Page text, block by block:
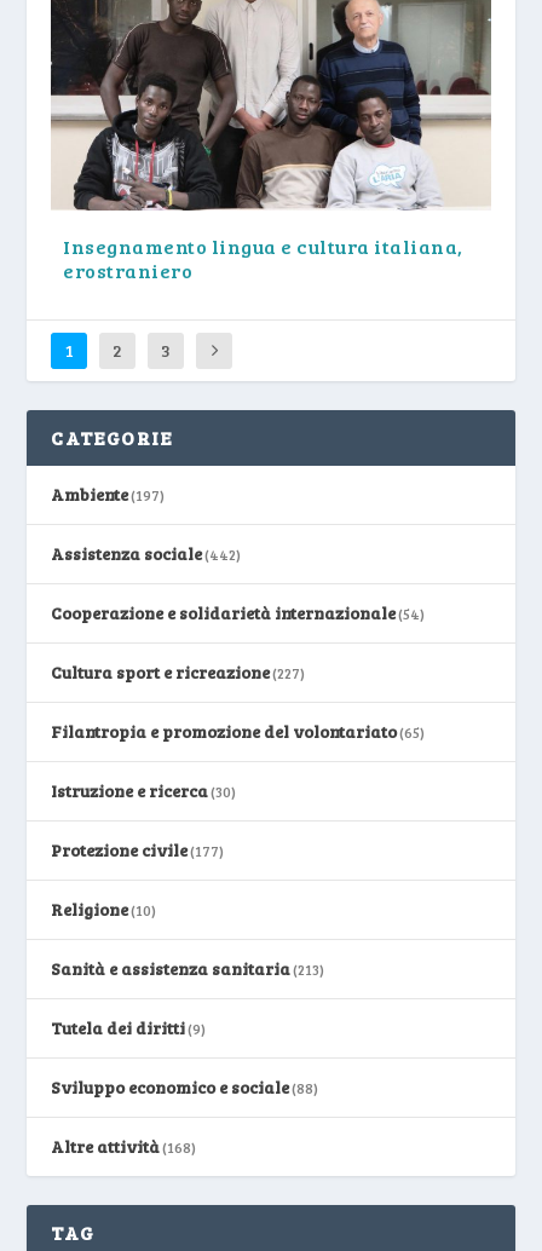
Insegnamento lingua e cultura italiana,
erostraniero
1 2 3
CATEGORIE
Ambiente(197)
Assistenza sociale(442)
Cooperazione e solidarietà internazionale(54)
Cultura sport e ricreazione(227)
Filantropia e promozione del volontariato(65)
Istruzione e ricerca(30)
Protezione civile(177)
Religione(10)
Sanità e assistenza sanitaria(213)
Tutela dei diritti(9)
Sviluppo economico e sociale(88)
Altre attività(168)
TAG